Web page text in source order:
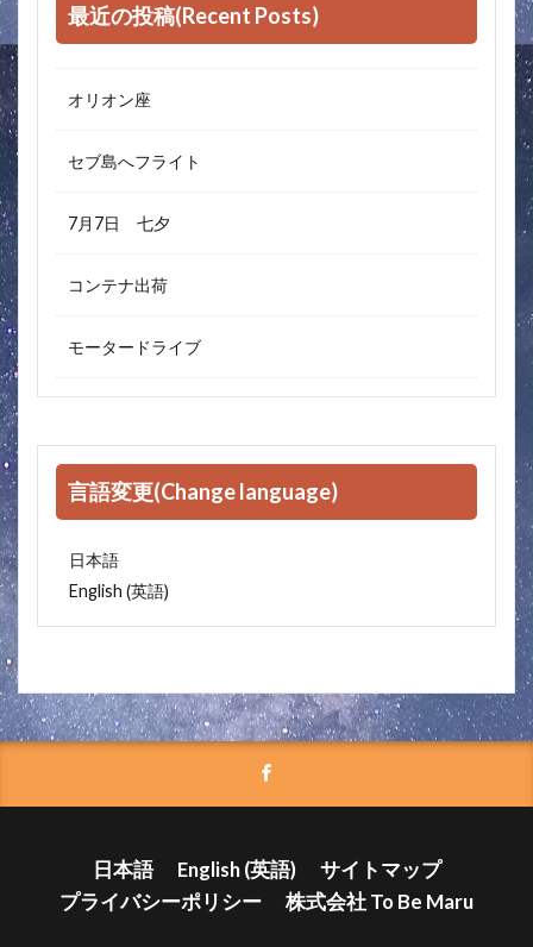
最近の投稿(Recent Posts)
オリオン座
セブ島へフライト
7月7日 七夕
コンテナ出荷
モータードライブ
言語変更(Change language)
日本語
English (英語)
日本語 English(英語)
サイトマップ
プライバシーポリシー
株式会社 To Be Maru